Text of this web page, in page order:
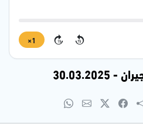
15
15
1×